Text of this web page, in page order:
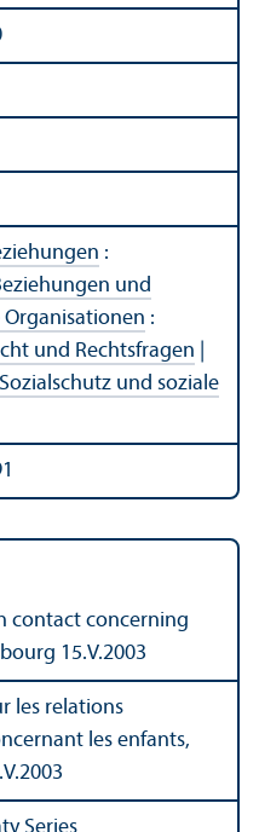
:
und
:
und Rechts­fragen
Sozialschutz und soziale
contact concerning
15.V.2003
les relations
les enfants,